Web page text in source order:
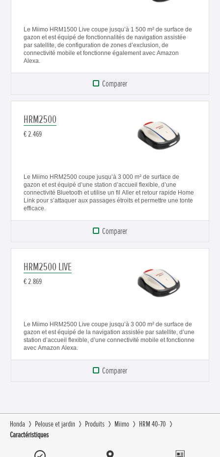
Le Miimo HRM1500 Live coupe jusqu’à 1 500 m² de surface de
gazon et est équipé de fonctionnalités de navigation assistée
par satellite, de configuration de zones d’exclusion, de
connectivité mobile et fonctionne également avec Amazon
Alexa.
Comparer
HRM2500
€ 2.469
Le Miimo HRM2500 coupe jusqu’à 3 000 m² de surface de
gazon et est équipé d’une station d’accueil flexible, d’une
connectivité Bluetooth et utilise un fil Aller et retour rapide Home
Link pour s’attaquer aux passages étroits et permettre une tonte
efficace.
Comparer
HRM2500 LIVE
€ 2.869
Le Miimo HRM2500 Live coupe jusqu’à 3 000 m² de surface de
gazon et est équipé de la navigation assistée par satellite, d’une
station d’accueil flexible, d’une connectivité mobile et fonctionne
avec Amazon Alexa.
Comparer
Honda Pelouse et jardin Produits Miimo
HRM 40-70
Caractéristiques